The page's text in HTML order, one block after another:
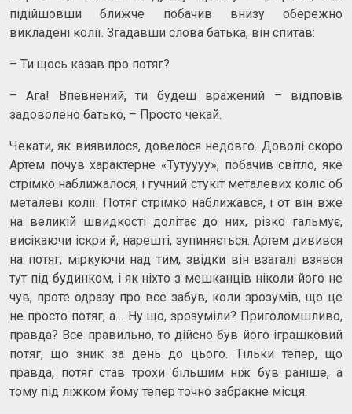
підійшовши ближче побачив внизу обережно
викладені колії. Згадавши слова батька, він спитав:
– Ти щось казав про потяг?
– Ага! Впевнений, ти будеш вражений – відповів
задоволено батько, – Просто чекай.
Чекати, як виявилося, довелося недовго. Доволі скоро
Артем почув характерне «Тутуууу», побачив світло, яке
стрімко наближалося, і гучний стукіт металевих коліс об
металеві колії. Потяг стрімко наближався, і от він вже
на великій швидкості долітає до них, різко гальмує,
висікаючи іскри й, нарешті, зупиняється. Артем дивився
на потяг, міркуючи над тим, звідки він взагалі взявся
тут під будинком, і як ніхто з мешканців ніколи його не
чув, проте одразу про все забув, коли зрозумів, що це
не просто потяг, а… Ну що, зрозуміли? Приголомшливо,
правда? Все правильно, то дійсно був його іграшковий
потяг, що зник за день до цього. Тільки тепер, що
правда, потяг став трохи більшим ніж був раніше, а
тому під ліжком йому тепер точно забракне місця.